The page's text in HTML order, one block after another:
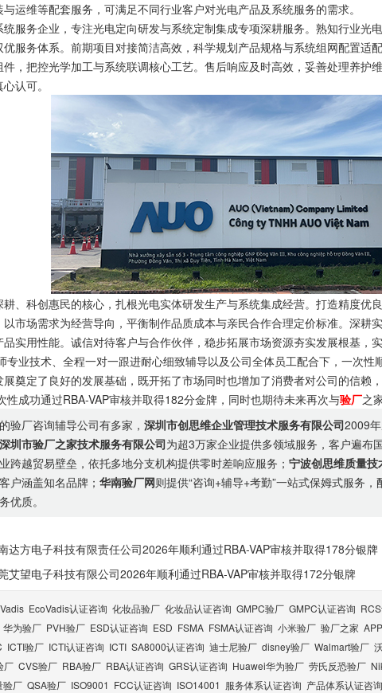
运维等配套服务，可满足不同行业客户对光电产品及系统服务的需求。
务企业，专注光电定向研发与系统定制集成专项深耕服务。熟知行业光
服务体系。前期项目对接简洁高效，科学规划产品规格与系统组网配置适
，把控光学加工与系统联调核心工艺。售后响应及时高效，妥善处理养护
认可。
科创惠民的核心，扎根光电实体研发生产与系统集成经营。打造精度优
市场需求为经营导向，平衡制作品质成本与亲民合作合理定价标准。深耕
实用性能。诚信对待客户与合作伙伴，稳步拓展市场资源夯实发展根基，
专业技术、全程一对一跟进耐心细致辅导以及公司全体员工配合下，一次性
奠定了良好的发展基础，既开拓了市场同时也增加了消费者对公司的信赖
性成功通过RBA-VAP审核并取得182分金牌，同时也期待未来再次与验厂之
验厂咨询辅导公司有多家，深圳市创思维企业管理技术服务有限公司2009
深圳市验厂之家技术服务有限公司为超3万家企业提供多领域服务，客户遍布
跨越贸易壁垒，依托多地分支机构提供零时差响应服务；宁波创思维质量
户涵盖知名品牌；华南验厂网则提供“咨询+辅导+考勤”一站式保姆式服务
优质。
达方电子科技有限责任公司2026年顺利通过RBA-VAP审核并取得178分银牌
艾望电子科技有限公司2026年顺利通过RBA-VAP审核并取得172分银牌
EcoVadis​认证咨询 化妆品验厂 化妆品认证咨询 GMPC验厂 GMPC认证咨询
华为验厂 PVH验厂 ESD认证咨询 ESD FSMA FSMA认证咨询 小米验厂 验厂之家
ICTI验厂 ICTI认证咨询 ICTI SA8000认证咨询 迪士尼验厂 disney验厂 Walmart验厂
厂 CVS验厂 RBA验厂 RBA认证咨询 GRS认证咨询 Huawei华为验厂 劳氏反恐验厂
验厂 QSA验厂 ISO9001 FCC认证咨询 ISO14001 服务体系认证咨询 产品体系认证咨询